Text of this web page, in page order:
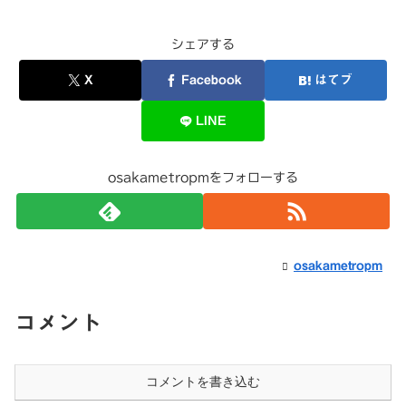
シェアする
X Facebook はてブ
LINE
osakametropmをフォローする
osakametropm
コメント
コメントを書き込む